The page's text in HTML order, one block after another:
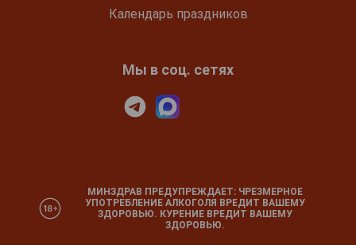
Календарь праздников
Мы в соц. сетях
МИНЗДРАВ ПРЕДУПРЕЖДАЕТ: ЧРЕЗМЕРНОЕ
УПОТРЕБЛЕНИЕ АЛКОГОЛЯ ВРЕДИТ ВАШЕМУ
ЗДОРОВЬЮ. КУРЕНИЕ ВРЕДИТ ВАШЕМУ
ЗДОРОВЬЮ.